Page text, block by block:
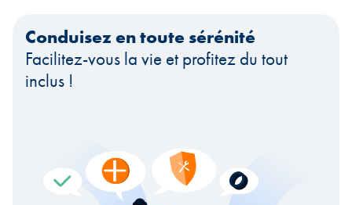
Conduisez en toute sérénité
Facilitez-vous la vie et profitez du tout
inclus !